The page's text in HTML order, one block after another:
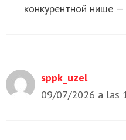
конкурентной нише —
sppk_uzel
09/07/2026 a las